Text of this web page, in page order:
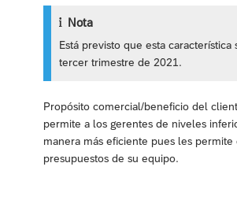
Nota
Está previsto que esta
tercer trimestre de 2021.
Propósito comercial/beneficio del
permite a los gerentes de niveles
manera más eficiente pues les
presupuestos de su equipo.